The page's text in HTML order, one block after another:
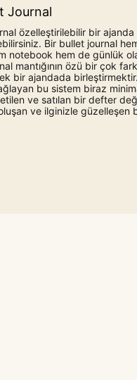
Journal
özelleştirilebilir bir ajanda
Bir bullet journal
notebook hem de günlük
mantığının özü bir çok
bir ajandada
bu sistem biraz
ve satılan bir defter
ve ilginizle güzelleşen